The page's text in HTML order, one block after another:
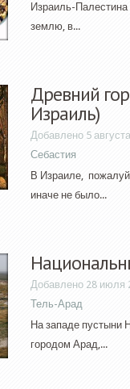
Израиль-Палестина
землю, в...
Древний
Израиль)
Добавлено 5
Себастия
В Израиле,
иначе не было...
Добавлено 28
Тель-Арад
На западе пустыни
городом Арад,...